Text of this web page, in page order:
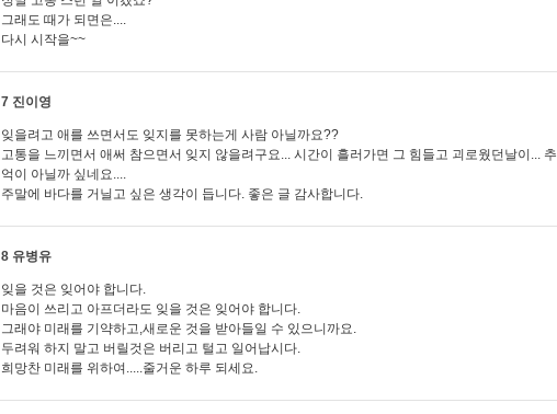
그래도 때가 되면은....
다시 시작을~~
7 진이영
잊을려고 애를 쓰면서도 잊지를 못하는게 사람 아닐까요??
고통을 느끼면서 애써 참으면서 잊지 않을려구요... 시간이 흘러가면 그 힘들고 괴로웠던날이... 추
억이 아닐까 싶네요....
주말에 바다를 거닐고 싶은 생각이 듭니다. 좋은 글 감사합니다.
8 유병유
잊을 것은 잊어야 합니다.
마음이 쓰리고 아프더라도 잊을 것은 잊어야 합니다.
그래야 미래를 기약하고,새로운 것을 받아들일 수 있으니까요.
두려워 하지 말고 버릴것은 버리고 털고 일어납시다.
희망찬 미래를 위하여.....줄거운 하루 되세요.